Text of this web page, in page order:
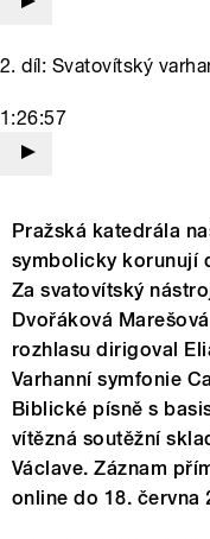
2. díl: Svatovítský
1:26:57
Pražská katedrála
symbolicky korunují
Za svatovítský
Dvořáková
rozhlasu dirigoval
Varhanní symfonie
Biblické písně s
vítězná soutěžní
Václave. Záznam
online do 18. června